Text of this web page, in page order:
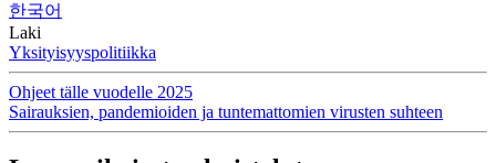
한국어
Laki
Yksityisyyspolitiikka
Ohjeet tälle vuodelle 2025
Sairauksien, pandemioiden ja tuntemattomien virusten suhteen